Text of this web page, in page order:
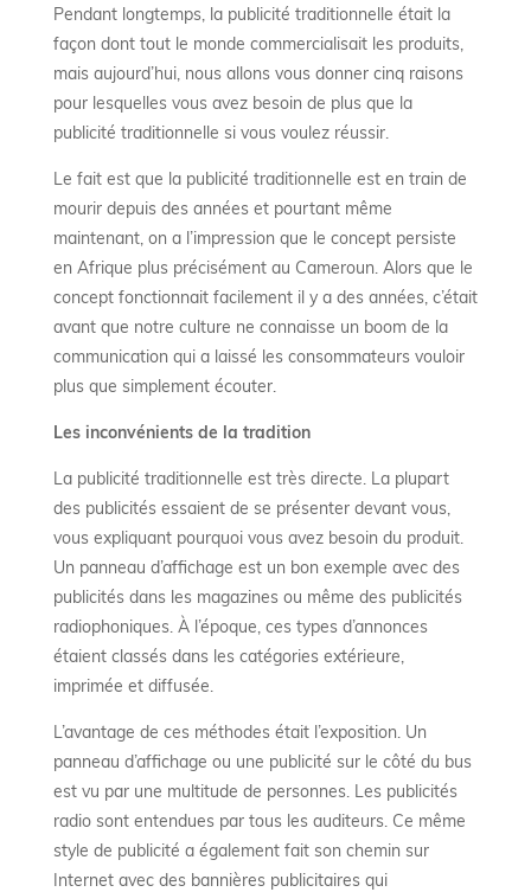
Pendant longtemps, la publicité traditionnelle était la
façon dont tout le monde commercialisait les produits,
mais aujourd’hui, nous allons vous donner cinq raisons
pour lesquelles vous avez besoin de plus que la
publicité traditionnelle si vous voulez réussir.
Le fait est que la publicité traditionnelle est en train de
mourir depuis des années et pourtant même
maintenant, on a l’impression que le concept persiste
en Afrique plus précisément au Cameroun. Alors que le
concept fonctionnait facilement il y a des années, c’était
avant que notre culture ne connaisse un boom de la
communication qui a laissé les consommateurs vouloir
plus que simplement écouter.
Les inconvénients de la tradition
La publicité traditionnelle est très directe. La plupart
des publicités essaient de se présenter devant vous,
vous expliquant pourquoi vous avez besoin du produit.
Un panneau d’affichage est un bon exemple avec des
publicités dans les magazines ou même des publicités
radiophoniques. À l’époque, ces types d’annonces
étaient classés dans les catégories extérieure,
imprimée et diffusée.
L’avantage de ces méthodes était l’exposition. Un
panneau d’affichage ou une publicité sur le côté du bus
est vu par une multitude de personnes. Les publicités
radio sont entendues par tous les auditeurs. Ce même
style de publicité a également fait son chemin sur
Internet avec des bannières publicitaires qui